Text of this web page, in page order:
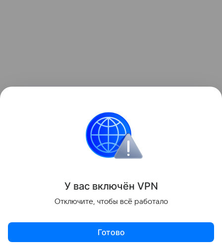
рассказывали
, что ESA начало работу
У вас включён VPN
Отключите, чтобы всё работало
Готово